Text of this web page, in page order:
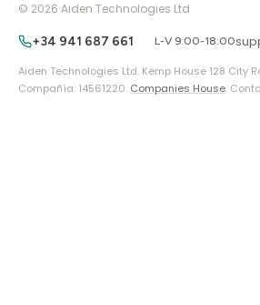
© 2026 Aiden Technologies Ltd
+34 941 687 661 L-V 9:00-18:00
Aiden Technologies Ltd. Kemp House 128 City
Compañía: 14561220. Companies House.